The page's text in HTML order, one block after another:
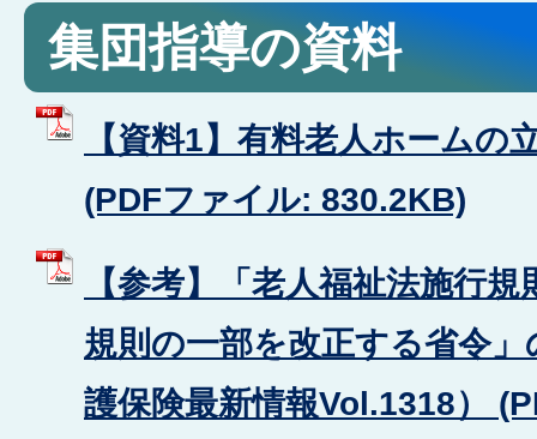
集団指導の資料
【資料1】有料老人ホームの
(PDFファイル: 830.2KB)
【参考】「老人福祉法施行
規則の一部を改正する省令
護保険最新情報Vol.1318）